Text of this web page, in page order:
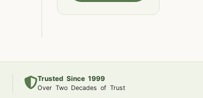
Trusted Since 1999
Over Two Decades of Trust